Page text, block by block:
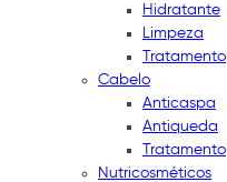
Hidratante
Limpeza
Tratamento
Cabelo
Anticaspa
Antiqueda
Tratamento
Nutricosméticos